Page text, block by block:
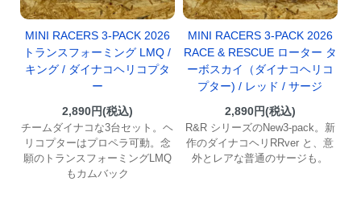
MINI RACERS 3-PACK 2026
トランスフォーミング LMQ /
キング / ダイナコヘリコプタ
ー
2,890円(税込)
チームダイナコな3台セット。ヘ
リコプターはプロペラ可動。念
願のトランスフォーミングLMQ
もカムバック
MINI RACERS 3-PACK 2026
RACE & RESCUE ローター タ
ーボスカイ（ダイナコヘリコ
プター) / レッド / サージ
2,890円(税込)
R&R シリーズのNew3-pack。新
作のダイナコヘリRRver と、意
外とレアな普通のサージも。